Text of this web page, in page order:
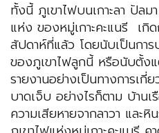
ทั้งนี้ ภูเขาไฟบนเกาะลา ปัลม
แห่ง ของหมู่เกาะคะแนรี เกิ
สัปดาห์ที่แล้ว โดยนับเป็นกา
ของภูเขาไฟลูกนี้ หรือนับตั้ง
รายงานอย่างเป็นทางการเกี่
บาดเจ็บ อย่างไรก็ตาม บ้าน
ความเสียหายจากลาวา และ